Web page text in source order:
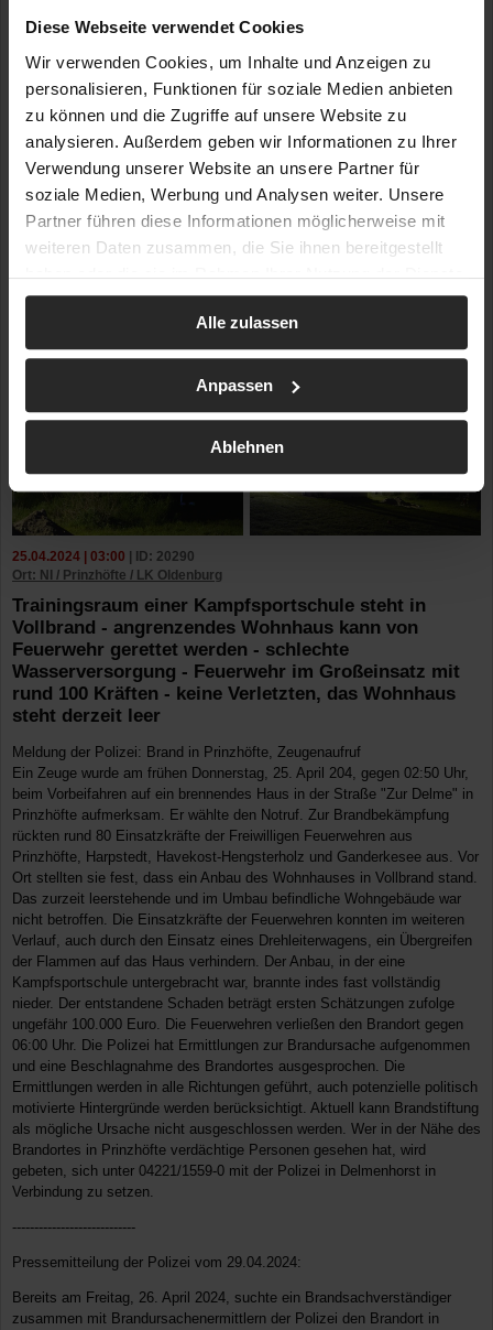
Diese Webseite verwendet Cookies
Wir verwenden Cookies, um Inhalte und Anzeigen zu
personalisieren, Funktionen für soziale Medien anbieten
zu können und die Zugriffe auf unsere Website zu
analysieren. Außerdem geben wir Informationen zu Ihrer
Verwendung unserer Website an unsere Partner für
soziale Medien, Werbung und Analysen weiter. Unsere
Partner führen diese Informationen möglicherweise mit
weiteren Daten zusammen, die Sie ihnen bereitgestellt
haben oder die sie im Rahmen Ihrer Nutzung der Dienste
gesammelt haben.
Alle zulassen
Anpassen
Ablehnen
25.04.2024 | 03:00 | ID: 20290
Ort: NI / Prinzhöfte / LK Oldenburg
Trainingsraum einer Kampfsportschule steht in
Vollbrand - angrenzendes Wohnhaus kann von
Feuerwehr gerettet werden - schlechte
Wasserversorgung - Feuerwehr im Großeinsatz mit
rund 100 Kräften - keine Verletzten, das Wohnhaus
steht derzeit leer
Meldung der Polizei: Brand in Prinzhöfte, Zeugenaufruf
Ein Zeuge wurde am frühen Donnerstag, 25. April 204, gegen 02:50 Uhr,
beim Vorbeifahren auf ein brennendes Haus in der Straße "Zur Delme" in
Prinzhöfte aufmerksam. Er wählte den Notruf. Zur Brandbekämpfung
rückten rund 80 Einsatzkräfte der Freiwilligen Feuerwehren aus
Prinzhöfte, Harpstedt, Havekost-Hengsterholz und Ganderkesee aus. Vor
Ort stellten sie fest, dass ein Anbau des Wohnhauses in Vollbrand stand.
Das zurzeit leerstehende und im Umbau befindliche Wohngebäude war
nicht betroffen. Die Einsatzkräfte der Feuerwehren konnten im weiteren
Verlauf, auch durch den Einsatz eines Drehleiterwagens, ein Übergreifen
der Flammen auf das Haus verhindern. Der Anbau, in der eine
Kampfsportschule untergebracht war, brannte indes fast vollständig
nieder. Der entstandene Schaden beträgt ersten Schätzungen zufolge
ungefähr 100.000 Euro. Die Feuerwehren verließen den Brandort gegen
06:00 Uhr. Die Polizei hat Ermittlungen zur Brandursache aufgenommen
und eine Beschlagnahme des Brandortes ausgesprochen. Die
Ermittlungen werden in alle Richtungen geführt, auch potenzielle politisch
motivierte Hintergründe werden berücksichtigt. Aktuell kann Brandstiftung
als mögliche Ursache nicht ausgeschlossen werden. Wer in der Nähe des
Brandortes in Prinzhöfte verdächtige Personen gesehen hat, wird
gebeten, sich unter 04221/1559-0 mit der Polizei in Delmenhorst in
Verbindung zu setzen.
----------------------------
Pressemitteilung der Polizei vom 29.04.2024:
Bereits am Freitag, 26. April 2024, suchte ein Brandsachverständiger
zusammen mit Brandursachenermittlern der Polizei den Brandort in